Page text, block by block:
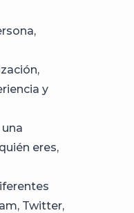
y
eres,
Twitter,